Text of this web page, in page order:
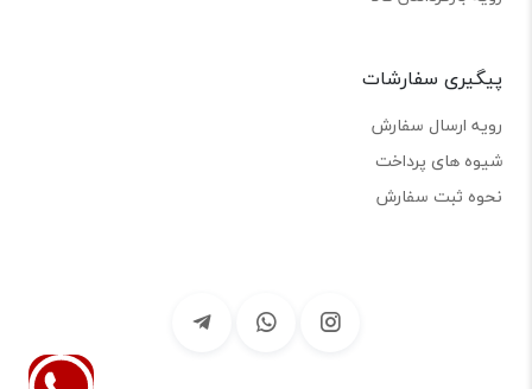
پیگیری سفارشات
رویه ارسال سفارش
شیوه های پرداخت
نحوه ثبت سفارش